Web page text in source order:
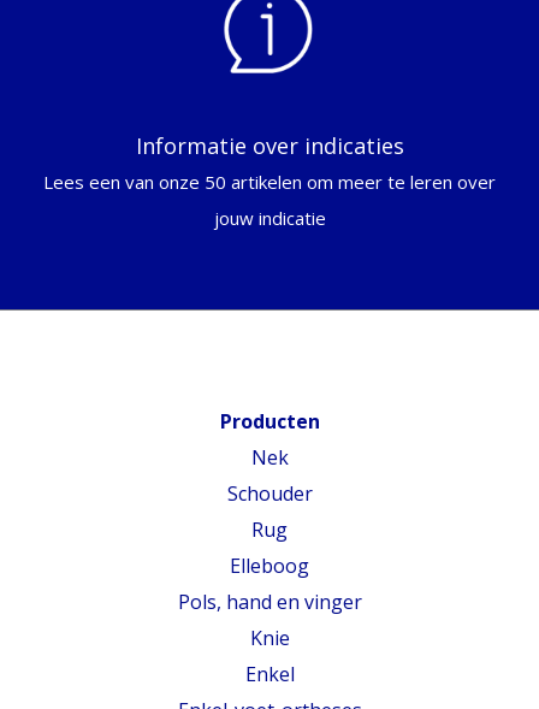
Informatie over indicaties
Lees een van onze 50 artikelen om meer te leren over
jouw indicatie
Producten
Nek
Schouder
Rug
Elleboog
Pols, hand en vinger
Knie
Enkel